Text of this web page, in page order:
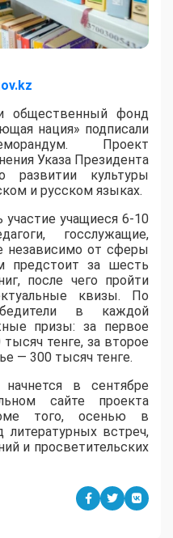
общественный фонд
нация» подписали
Проект
Указа Президента
развитии культуры
и русском языках.
учащиеся 6-10
госслужащие,
независимо от сферы
предстоит за шесть
после чего пройти
квизы. По
в каждой
призы: за первое
тенге, за второе
— 300 тысяч тенге.
начнется в сентябре
сайте проекта
того, осенью в
литературных встреч,
и просветительских